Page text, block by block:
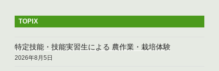
TOPIX
特定技能・技能実習生による 農作業・栽培体験
2026年8月5日